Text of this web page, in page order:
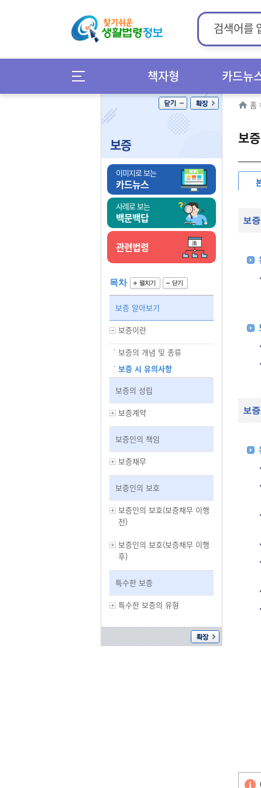
책자형 카드뉴
보증
이미지로 보는
카드뉴스
사례로 보는
백문백답
관련법령
목차
보증 알아보기
보증이란
보증의 개념 및 종류
보증 시 유의사항
보증의 성립
보증계약
보증인의 책임
보증채무
보증인의 보호
보증인의 보호(보증채무 이행
전)
보증인의 보호(보증채무 이행
후)
특수한 보증
특수한 보증의 유형
홈
보
보
보